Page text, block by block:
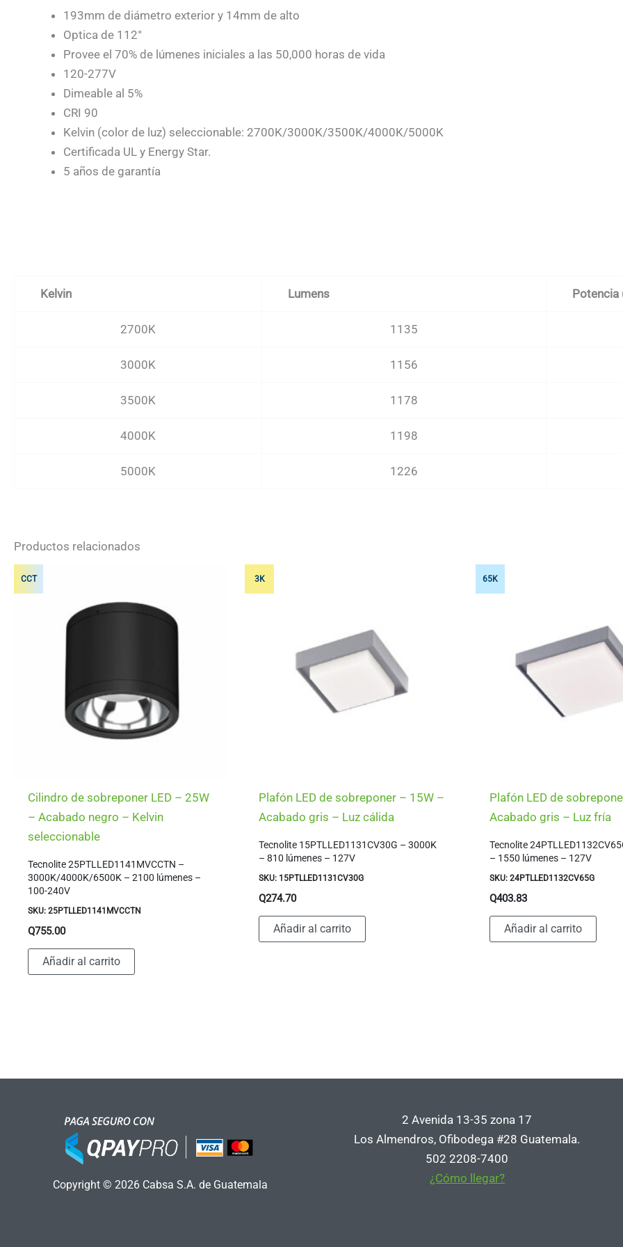
193mm de diámetro exterior y 14mm de alto
Optica de 112°
Provee el 70% de lúmenes iniciales a las 50,000 horas de vida
120-277V
Dimeable al 5%
CRI 90
Kelvin (color de luz) seleccionable: 2700K/3000K/3500K/4000K/5000K
Certificada UL y Energy Star.
5 años de garantía
Kelvin Lumens Potencia
2700K 1135
3000K 1156
3500K 1178
4000K 1198
5000K 1226
Productos relacionados
CCT
Cilindro de sobreponer LED – 25W
– Acabado negro – Kelvin
seleccionable
Tecnolite 25PTLLED1141MVCCTN –
3000K/4000K/6500K – 2100 lúmenes –
100-240V
SKU: 25PTLLED1141MVCCTN
Q755.00
Añadir al carrito
3K
Plafón LED de sobreponer – 15W –
Acabado gris – Luz cálida
Tecnolite 15PTLLED1131CV30G – 3000K
– 810 lúmenes – 127V
SKU: 15PTLLED1131CV30G
Q274.70
Añadir al carrito
65K
Plafón LED de
Acabado gris – Luz fría
Tecnolite
– 1550 lúmenes – 127V
SKU: 24PTLLED1132CV65G
Q403.83
Añadir al carrito
Copyright © 2026 Cabsa S.A. de Guatemala
2 Avenida 13-35 zona 17
Los Almendros, Ofibodega #28 Guatemala.
502 2208-7400
¿Cómo llegar?